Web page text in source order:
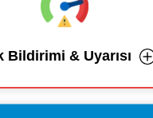
Bildirimi & Uyarısı